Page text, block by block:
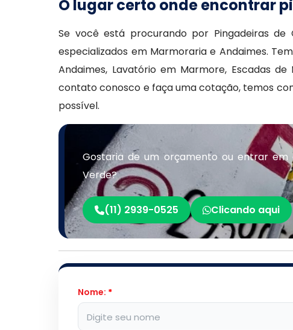
O lugar certo onde encontrar
Se você está procurando por Pingadeiras
especializados em Marmoraria e Andaimes.
Andaimes, Lavatório em Marmore, Escadas
contato conosco e faça uma cotação, temos
possível.
Gostaria de um orçamento ou entrar
Verde?
(11) 2939-0525 Clicando aqui
Nome: *